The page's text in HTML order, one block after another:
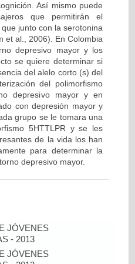
Así mismo puede
que permitirán el
junto con la serotonina
et al., 2006). En Colombia
depresivo mayor y los
se quiere determinar si
del alelo corto (s) del
del polimorfismo
depresivo mayor y en
con depresión mayor y
grupo se le tomara una
5HTTLPR y se les
de la vida los han
para determinar la
depresivo mayor.
JÓVENES
- 2013
JÓVENES